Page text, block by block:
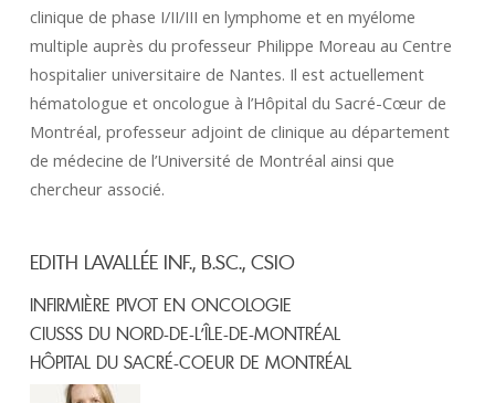
clinique de phase I/II/III en lymphome et en myélome
multiple auprès du professeur Philippe Moreau au Centre
hospitalier universitaire de Nantes. Il est actuellement
hématologue et oncologue à l’Hôpital du Sacré-Cœur de
Montréal, professeur adjoint de clinique au département
de médecine de l’Université de Montréal ainsi que
chercheur associé.
EDITH LAVALLÉE INF., B.SC., CSIO
INFIRMIÈRE PIVOT EN ONCOLOGIE
CIUSSS DU NORD-DE-L’ÎLE-DE-MONTRÉAL
HÔPITAL DU SACRÉ-COEUR DE MONTRÉAL